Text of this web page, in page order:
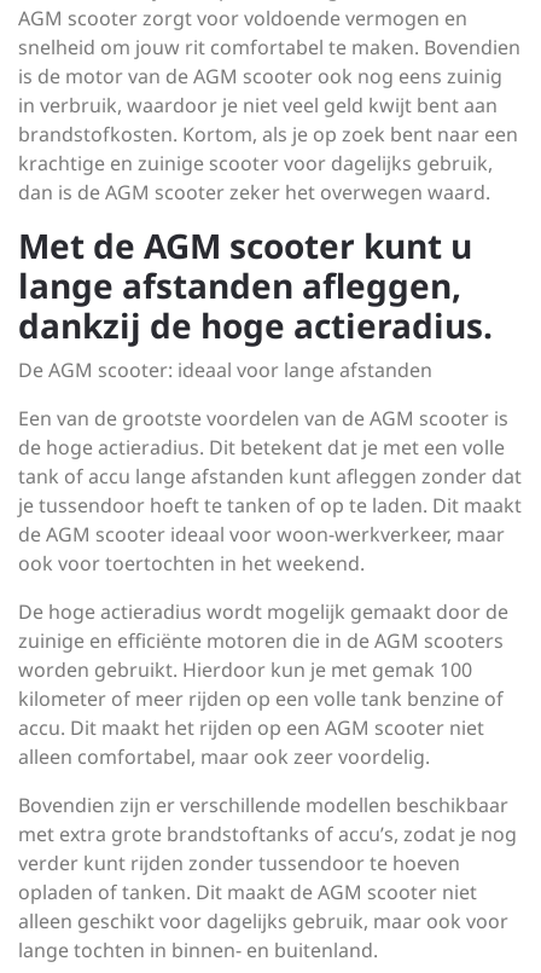
AGM scooter zorgt voor voldoende vermogen en
snelheid om jouw rit comfortabel te maken. Bovendien
is de motor van de AGM scooter ook nog eens zuinig
in verbruik, waardoor je niet veel geld kwijt bent aan
brandstofkosten. Kortom, als je op zoek bent naar een
krachtige en zuinige scooter voor dagelijks gebruik,
dan is de AGM scooter zeker het overwegen waard.
Met de AGM scooter kunt u
lange afstanden afleggen,
dankzij de hoge actieradius.
De AGM scooter: ideaal voor lange afstanden
Een van de grootste voordelen van de AGM scooter is
de hoge actieradius. Dit betekent dat je met een volle
tank of accu lange afstanden kunt afleggen zonder dat
je tussendoor hoeft te tanken of op te laden. Dit maakt
de AGM scooter ideaal voor woon-werkverkeer, maar
ook voor toertochten in het weekend.
De hoge actieradius wordt mogelijk gemaakt door de
zuinige en efficiënte motoren die in de AGM scooters
worden gebruikt. Hierdoor kun je met gemak 100
kilometer of meer rijden op een volle tank benzine of
accu. Dit maakt het rijden op een AGM scooter niet
alleen comfortabel, maar ook zeer voordelig.
Bovendien zijn er verschillende modellen beschikbaar
met extra grote brandstoftanks of accu’s, zodat je nog
verder kunt rijden zonder tussendoor te hoeven
opladen of tanken. Dit maakt de AGM scooter niet
alleen geschikt voor dagelijks gebruik, maar ook voor
lange tochten in binnen- en buitenland.